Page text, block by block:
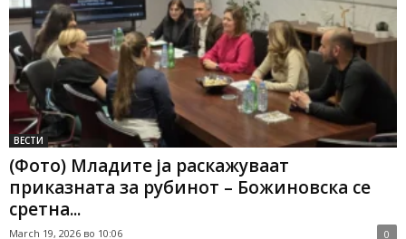
ВЕСТИ
(Фото) Младите ја раскажуваат
приказната за рубинот – Божиновска се
сретна...
March 19, 2026 во 10:06 0